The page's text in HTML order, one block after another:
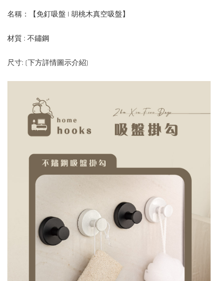
名稱：【免釘吸盤 | 胡桃木真空吸盤】
材質 : 不鏽鋼
尺寸: (下方詳情圖示介紹)